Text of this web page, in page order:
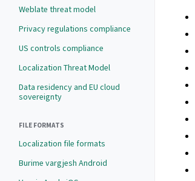
Weblate threat model
Privacy regulations compliance
US controls compliance
Localization Threat Model
Data residency and EU cloud
sovereignty
FILE FORMATS
Localization file formats
Burime vargjesh Android